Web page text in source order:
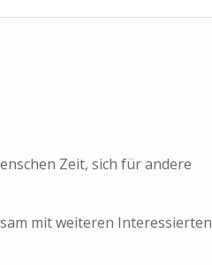
Zeit, sich für andere
mit weiteren Interessierten